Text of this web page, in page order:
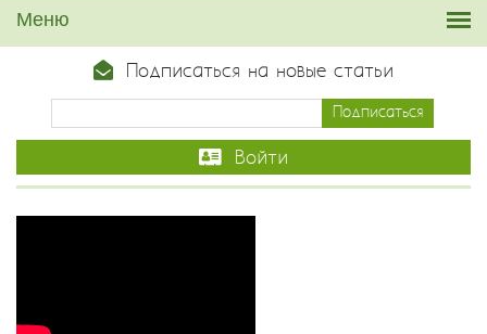
Подписаться на новые статьи
Войти